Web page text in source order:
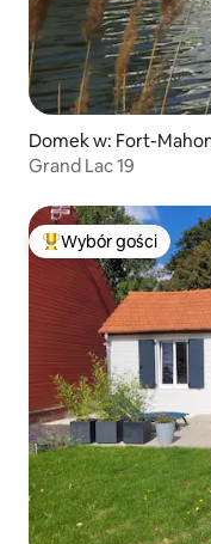
Domek w: Fort-
Grand Lac 19
Najpopularniejsze z
Wybór gości